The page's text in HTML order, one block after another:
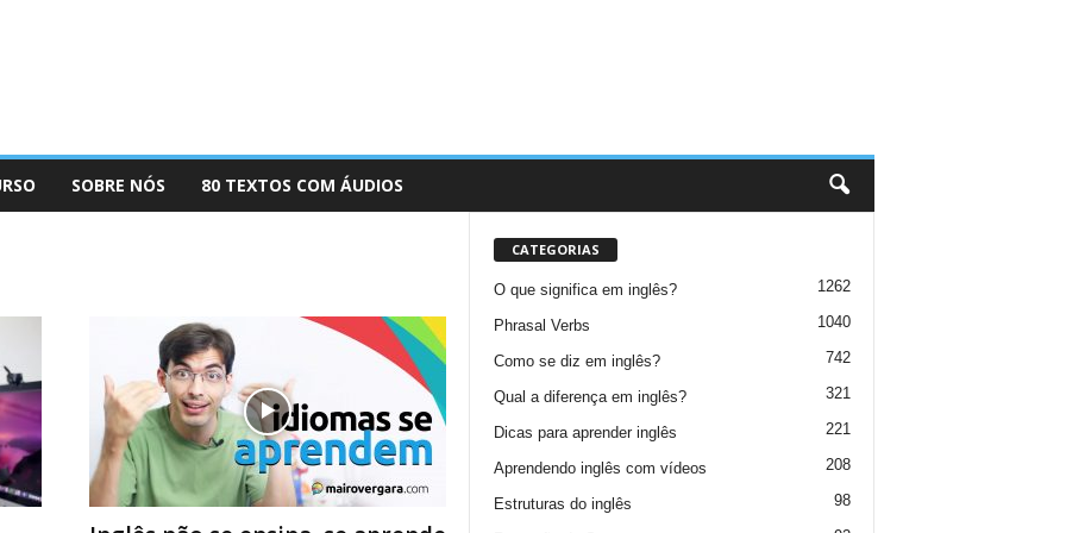
SOBRE NÓS 80 TEXTOS COM ÁUDIOS
CATEGORIAS
O que significa em inglês? 1262
Phrasal Verbs 1040
Como se diz em inglês? 742
Qual a diferença em inglês? 321
Dicas para aprender inglês 221
Aprendendo inglês com vídeos 208
Estruturas do inglês 98